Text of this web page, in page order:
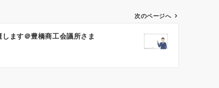
次のページへ
ます＠豊橋商工会議所さま